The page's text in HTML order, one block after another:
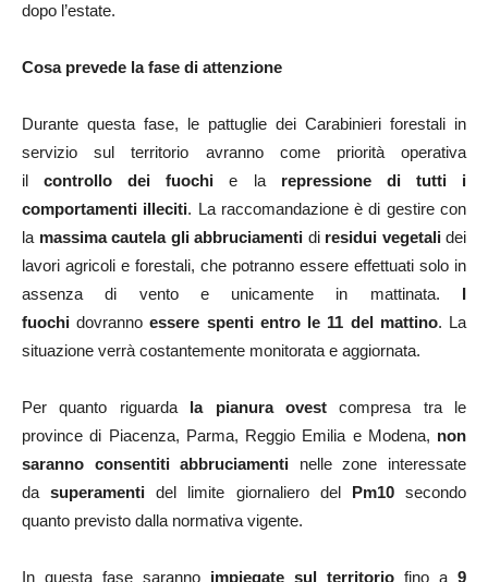
dopo l’estate.
Cosa prevede la fase di attenzione
Durante questa fase, le pattuglie dei Carabinieri forestali in
servizio sul territorio avranno come priorità operativa
ilcontrollo dei fuochie larepressione di tutti i
comportamenti illeciti. La raccomandazione è di gestire con
la massima cautela gli abbruciamenti di residui vegetali dei
lavori agricoli e forestali, che potranno essere effettuati solo in
assenza di vento e unicamente in mattinata. I
fuochidovrannoessere spenti entro le 11 del mattino. La
situazione verrà costantemente monitorata e aggiornata.
Per quanto riguarda la pianura ovestcompresa tra le
province di Piacenza, Parma, Reggio Emilia e Modena, non
saranno consentiti abbruciamenti nelle zone interessate
da superamentidel limite giornaliero delPm10secondo
quanto previsto dalla normativa vigente.
In questa fase saranno impiegate sul territorio fino a 9